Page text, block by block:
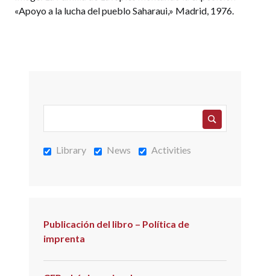
«Apoyo a la lucha del pueblo Saharaui,» Madrid, 1976.
Library News Activities
Publicación del libro – Política de
imprenta